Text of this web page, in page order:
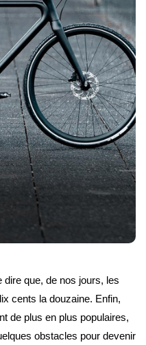
dire que, de nos jours, les
cents la douzaine. Enfin,
de plus en plus populaires,
obstacles pour devenir